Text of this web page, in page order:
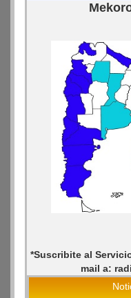
*Suscribite al
mail a: